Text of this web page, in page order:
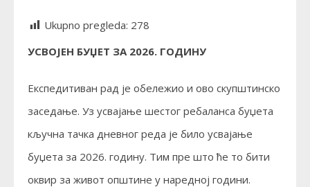
Ukupno pregleda: 278
УСВОЈЕН БУЏЕТ ЗА 2026. ГОДИНУ
Експедитиван рад је обележио и ово скупштинско
заседање. Уз усвајање шестог ребаланса буџета
кључна тачка дневног реда је било усвајање
буџета за 2026. годину. Тим пре што ће то бити
оквир за живот општине у наредној години.